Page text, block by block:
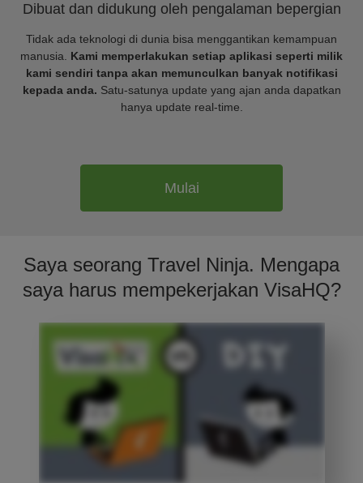
Dibuat dan didukung oleh pengalaman bepergian
Tidak ada teknologi di dunia bisa menggantikan kemampuan
manusia. Kami memperlakukan setiap aplikasi seperti milik
kami sendiri tanpa akan memunculkan banyak notifikasi
kepada anda. Satu-satunya update yang ajan anda dapatkan
hanya update real-time.
Mulai
Saya seorang Travel Ninja. Mengapa
saya harus mempekerjakan VisaHQ?